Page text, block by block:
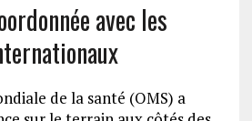
avec les
de la santé (OMS) a